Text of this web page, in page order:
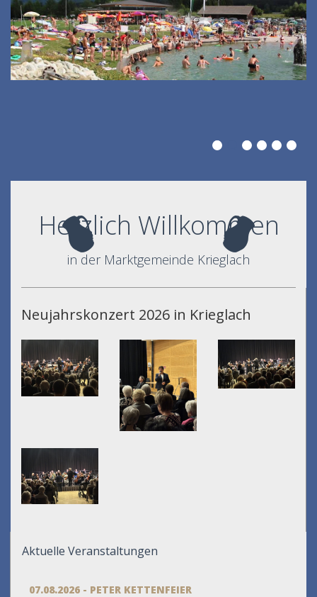
Herzlich Willkommen
in der Marktgemeinde Krieglach
Neujahrskonzert 2026 in Krieglach
Aktuelle Veranstaltungen
07.08.2026 - PETER KETTENFEIER